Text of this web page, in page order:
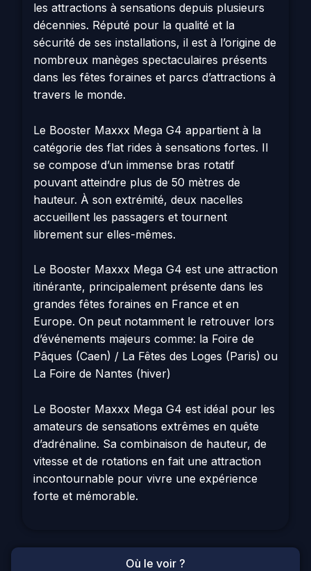
Où le voir ?
les attractions à sensations depuis plusieurs
décennies. Réputé pour la qualité et la
sécurité de ses installations, il est à l’origine de
nombreux manèges spectaculaires présents
dans les fêtes foraines et parcs d’attractions à
travers le monde.
Le Booster Maxxx Mega G4 appartient à la
catégorie des flat rides à sensations fortes. Il
se compose d’un immense bras rotatif
pouvant atteindre plus de 50 mètres de
hauteur. À son extrémité, deux nacelles
accueillent les passagers et tournent
librement sur elles-mêmes.
Le Booster Maxxx Mega G4 est une attraction
itinérante, principalement présente dans les
grandes fêtes foraines en France et en
Europe. On peut notamment le retrouver lors
d’événements majeurs comme: la Foire de
Pâques (Caen) / La Fêtes des Loges (Paris) ou
La Foire de Nantes (hiver)
Le Booster Maxxx Mega G4 est idéal pour les
amateurs de sensations extrêmes en quête
d’adrénaline. Sa combinaison de hauteur, de
vitesse et de rotations en fait une attraction
incontournable pour vivre une expérience
forte et mémorable.